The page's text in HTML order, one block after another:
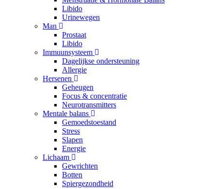
Libido
Urinewegen
Man
Prostaat
Libido
Immuunsysteem
Dagelijkse ondersteuning
Allergie
Hersenen
Geheugen
Focus & concentratie
Neurotransmitters
Mentale balans
Gemoedstoestand
Stress
Slapen
Energie
Lichaam
Gewrichten
Botten
Spiergezondheid